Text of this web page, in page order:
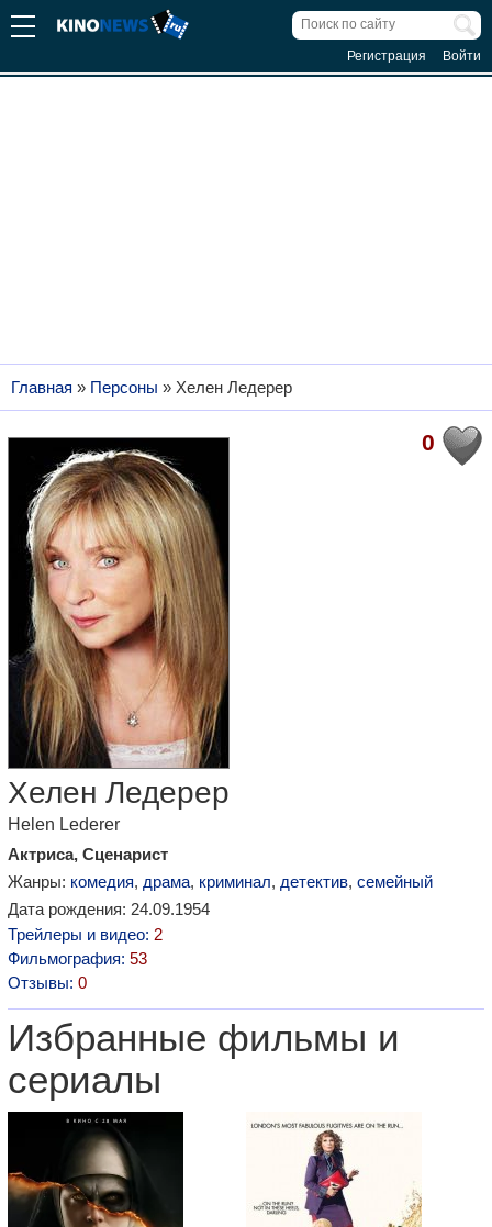
Регистрация Войти
Главная » Персоны » Хелен Ледерер
0
Хелен Ледерер
Helen Lederer
Актриса, Сценарист
Жанры: комедия, драма, криминал, детектив, семейный
Дата рождения: 24.09.1954
Трейлеры и видео: 2
Фильмография: 53
Отзывы: 0
Избранные фильмы и
сериалы